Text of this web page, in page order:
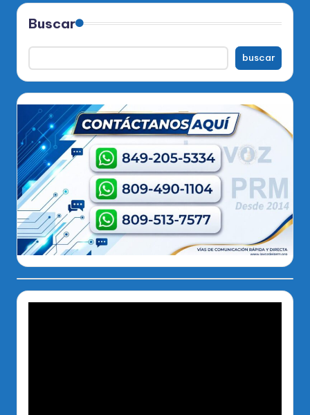
Buscar
buscar